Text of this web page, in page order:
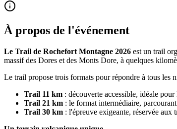
À propos de l'événement
Le Trail de Rochefort Montagne 2026 est un trail
massif des Dores et des Monts Dore, à quelques
Le trail propose trois formats pour répondre à tous les
Trail 11 km : découverte accessible, idéale
Trail 21 km : le format intermédiaire,
Trail 30 km : l'épreuve exigeante, réservée aux